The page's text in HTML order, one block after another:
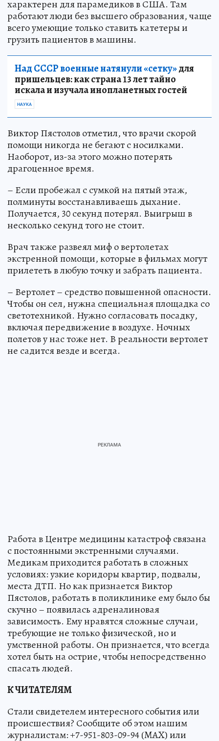
характерен для парамедиков в США. Там
работают люди без высшего образования, чаще
всего умеющие только ставить катетеры и
грузить пациентов в машины.
Над СССР военные натянули «сетку»для
пришельцев: как страна 13 лет тайно
искала и изучала инопланетных гостей
НАУКА
Виктор Пястолов отметил, что врачи скорой
помощи никогда не бегают с носилками.
Наоборот, из-за этого можно потерять
драгоценное время.
– Если пробежал с сумкой на пятый этаж,
полминуты восстанавливаешь дыхание.
Получается, 30 секунд потерял. Выигрыш в
несколько секунд того не стоит.
Врач также развеял миф о вертолетах
экстренной помощи, которые в фильмах могут
прилететь в любую точку и забрать пациента.
– Вертолет – средство повышенной опасности.
Чтобы он сел, нужна специальная площадка со
светотехникой. Нужно согласовать посадку,
включая передвижение в воздухе. Ночных
полетов у нас тоже нет. В реальности вертолет
не садится везде и всегда.
Работа в Центре медицины катастроф связана
с постоянными экстренными случаями.
Медикам приходится работать в сложных
условиях: узкие коридоры квартир, подвалы,
места ДТП. Но как признается Виктор
Пястолов, работать в поликлинике ему было бы
скучно – появилась адреналиновая
зависимость. Ему нравятся сложные случаи,
требующие не только физической, но и
умственной работы. Он признается, что всегда
хотел быть на острие, чтобы непосредственно
спасать людей.
К ЧИТАТЕЛЯМ
Стали свидетелем интересного события или
происшествия? Сообщите об этом нашим
журналистам: +7-951-803-09-94 (MAX) или